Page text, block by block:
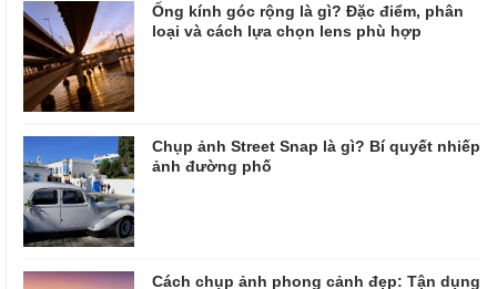
Ống kính góc rộng là gì? Đặc điểm, phân
loại và cách lựa chọn lens phù hợp
Chụp ảnh Street Snap là gì? Bí quyết nhiếp
ảnh đường phố
Cách chụp ảnh phong cảnh đẹp: Tận dụng